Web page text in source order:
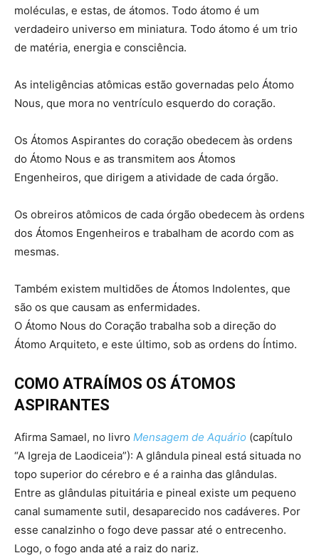
moléculas, e estas, de átomos. Todo átomo é um
verdadeiro universo em miniatura. Todo átomo é um trio
de matéria, energia e consciência.
As inteligências atômicas estão governadas pelo Átomo
Nous, que mora no ventrículo esquerdo do coração.
Os Átomos Aspirantes do coração obedecem às ordens
do Átomo Nous e as transmitem aos Átomos
Engenheiros, que dirigem a atividade de cada órgão.
Os obreiros atômicos de cada órgão obedecem às ordens
dos Átomos Engenheiros e trabalham de acordo com as
mesmas.
Também existem multidões de Átomos Indolentes, que
são os que causam as enfermidades.
O Átomo Nous do Coração trabalha sob a direção do
Átomo Arquiteto, e este último, sob as ordens do Íntimo.
COMO ATRAÍMOS OS ÁTOMOS
ASPIRANTES
Afirma Samael, no livro Mensagem de Aquário (capítulo
“A Igreja de Laodiceia”): A glândula pineal está situada no
topo superior do cérebro e é a rainha das glândulas.
Entre as glândulas pituitária e pineal existe um pequeno
canal sumamente sutil, desaparecido nos cadáveres. Por
esse canalzinho o fogo deve passar até o entrecenho.
Logo, o fogo anda até a raiz do nariz.